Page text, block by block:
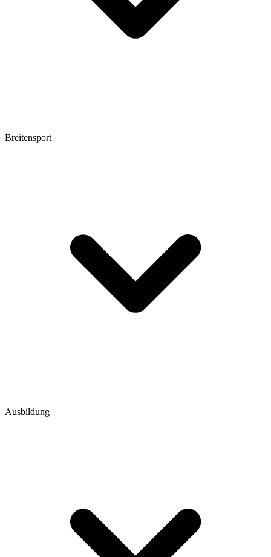
Breitensport
Ausbildung